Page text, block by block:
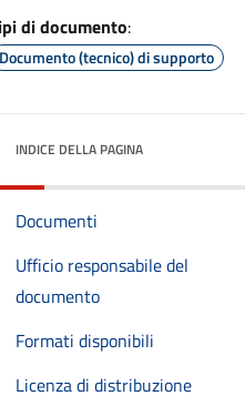
di documento:
Documento (tecnico) di supporto
INDICE DELLA PAGINA
Documenti
Ufficio responsabile del
documento
Formati disponibili
Licenza di distribuzione